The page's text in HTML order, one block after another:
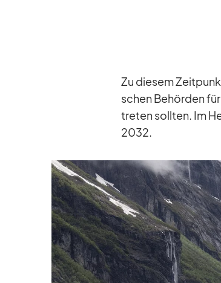
Zu die­sem
schen Be­hör­den
tre­ten soll­ten. Im
2032.